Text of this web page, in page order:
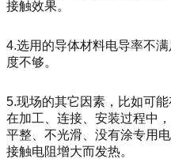
接触效果。
4.选用的导体材料电导率不
度不够。
5.现场的其它因素，比如可
在加工、连接、安装过程中
平整、不光滑、没有涂专用
接触电阻增大而发热。